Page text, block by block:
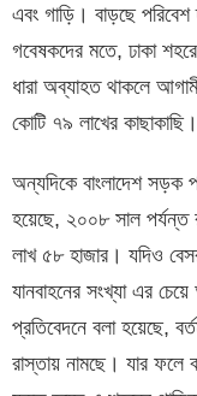
এবং গাড়ি। বাড়ছে
গবেষকদের মতে, ঢাকা
ধারা অব্যাহত থাকলে
কোটি ৭৯ লাখের কাছাকাছি।
অন্যদিকে বাংলাদেশ সড়ক
হয়েছে, ২০০৮ সাল পর্যন্ত
লাখ ৫৮ হাজার। যদিও
যানবাহনের সংখ্যা এর
প্রতিবেদনে বলা হয়েছে,
রাস্তায় নামছে। যার ফলে